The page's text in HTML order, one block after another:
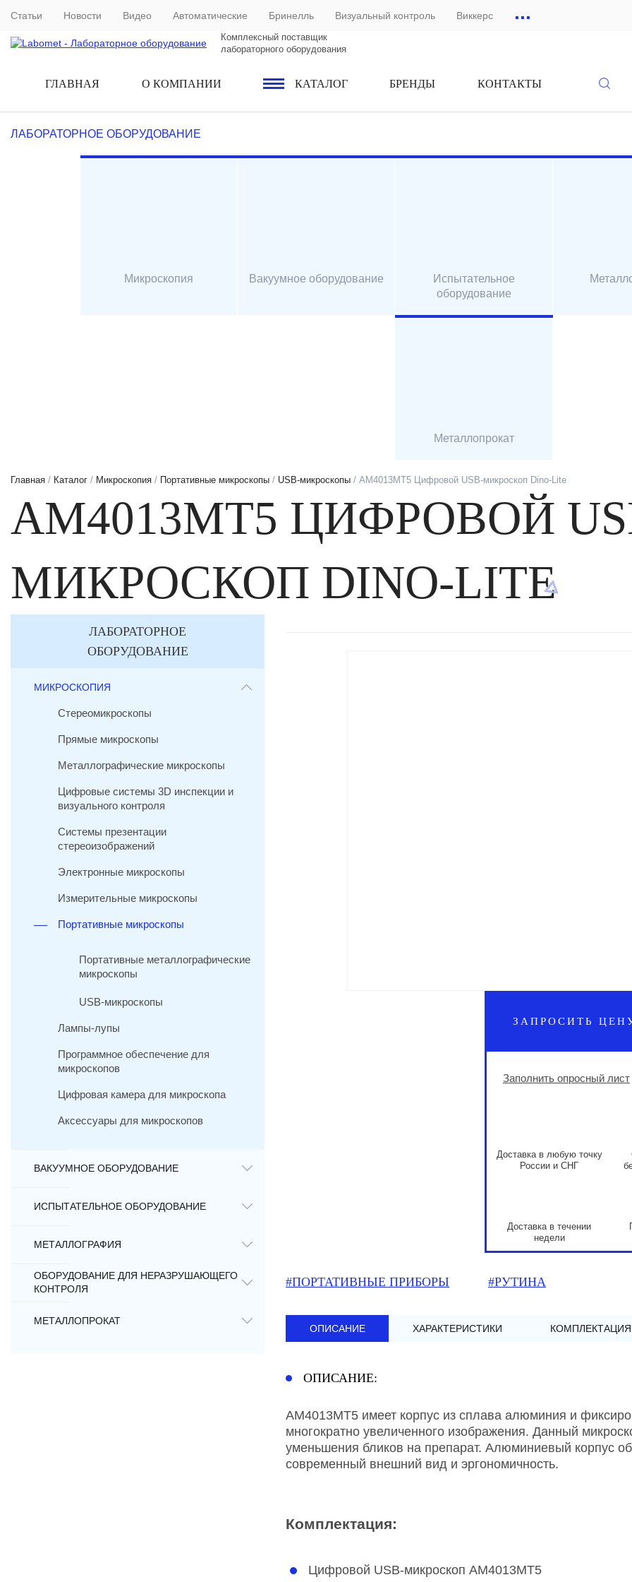
Статьи Новости Видео Автоматические Бринелль Визуальный контроль Виккерс ...
Комплексный поставщик
лабораторного оборудования
ГЛАВНАЯ О КОМПАНИИ КАТАЛОГ БРЕНДЫ КОНТАКТЫ
ЛАБОРАТОРНОЕ ОБОРУДОВАНИЕ
Микроскопия Вакуумное оборудование
Испытательное
оборудование
Металлопрокат
Главная / Каталог / Микроскопия / Портативные микроскопы / USB-микроскопы / AM4013MT5 Цифровой USB-микроскоп Dino-Lite
AM4013MT5 ЦИФРОВОЙ
МИКРОСКОП DINO-LITE
ЗАПРОСИТЬ
Заполнить опросный лист
Доставка в любую точку
России и СНГ
Доставка в течении
недели
#ПОРТАТИВНЫЕ ПРИБОРЫ #РУТИНА
ОПИСАНИЕ ХАРАКТЕРИСТИКИ КОМПЛЕКТАЦИЯ
ОПИСАНИЕ:
AM4013MT5 имеет корпус из сплава алюминия и
многократно увеличенного изображения. Данный
уменьшения бликов на препарат. Алюминиевый корпус
современный внешний вид и эргономичность.
Комплектация:
Цифровой USB-микроскоп AM4013MT5
ЛАБОРАТОРНОЕ
ОБОРУДОВАНИЕ
МИКРОСКОПИЯ
Стереомикроскопы
Прямые микроскопы
Металлографические микроскопы
Цифровые системы 3D инспекции и
визуального контроля
Системы презентации
стереоизображений
Электронные микроскопы
Измерительные микроскопы
Портативные микроскопы
Портативные металлографические
микроскопы
USB-микроскопы
Лампы-лупы
Программное обеспечение для
микроскопов
Цифровая камера для микроскопа
Аксессуары для микроскопов
ВАКУУМНОЕ ОБОРУДОВАНИЕ
ИСПЫТАТЕЛЬНОЕ ОБОРУДОВАНИЕ
МЕТАЛЛОГРАФИЯ
ОБОРУДОВАНИЕ ДЛЯ НЕРАЗРУШАЮЩЕГО
КОНТРОЛЯ
МЕТАЛЛОПРОКАТ